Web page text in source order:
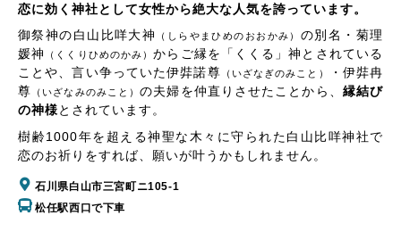
恋に効く神社として女性から絶大な人気を誇っています。
御祭神の白山比咩大神
（しらやまひめのおおかみ） の別名・菊理
媛神
（くくりひめのかみ）からご縁を「くくる」神とされている
ことや、言い争っていた伊弉諾尊 （いざなぎのみこと）
・伊弉冉
尊 （いざなみのみこと）の夫婦を仲直りさせたことから、 縁結び
の神様とされています。
樹齢1000年を超える神聖な木々に守られた白山比咩神社で
恋のお祈りをすれば、願いが叶うかもしれません。
石川県白山市三宮町ニ105-1
松任駅西口で下車